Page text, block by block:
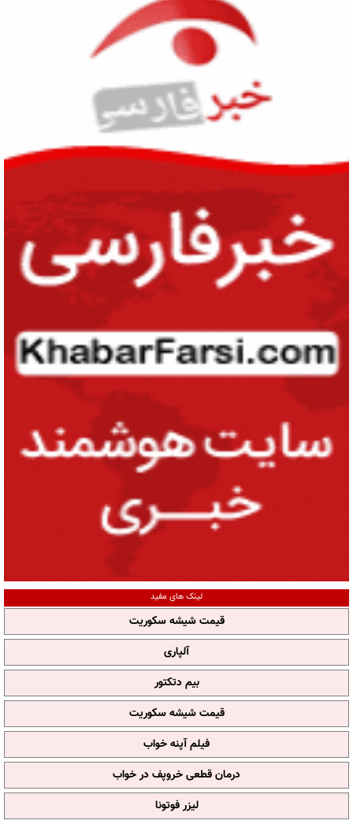
لینک های مفید
قیمت شیشه سکوریت
آلپاری
بیم دتکتور
قیمت شیشه سکوریت
فیلم آپنه خواب
درمان قطعی خروپف در خواب
لیزر فوتونا